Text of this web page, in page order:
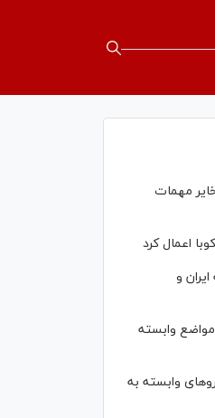
مهمات
اعمال کرد
و
وابسته
وابسته به